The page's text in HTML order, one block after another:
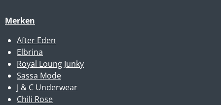
Merken
After Eden
Elbrina
Royal Loung Junky
Sassa Mode
J & C Underwear
Chili Rose